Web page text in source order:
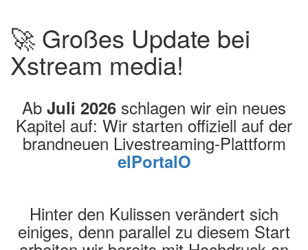
🚀 Großes Update bei
Xstream media!
Ab Juli 2026 schlagen wir ein neues
Kapitel auf: Wir starten offiziell auf der
brandneuen Livestreaming-Plattform
elPortalO
Hinter den Kulissen verändert sich
einiges, denn parallel zu diesem Start